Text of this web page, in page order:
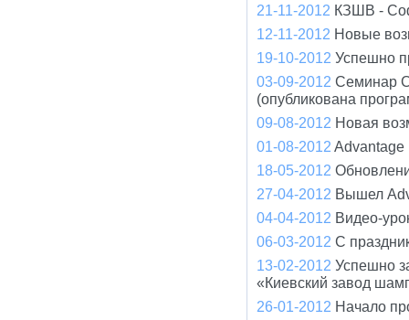
21-11-2012 КЗШВ -
12-11-2012 Новые
19-10-2012 Успешно
03-09-2012 Семинар
(опубликована
09-08-2012 Новая
01-08-2012
18-05-2012
27-04-2012 Вышел
04-04-2012 Видео-
06-03-2012 С
13-02-2012 Успешно
«Киевский завод
26-01-2012 Начало